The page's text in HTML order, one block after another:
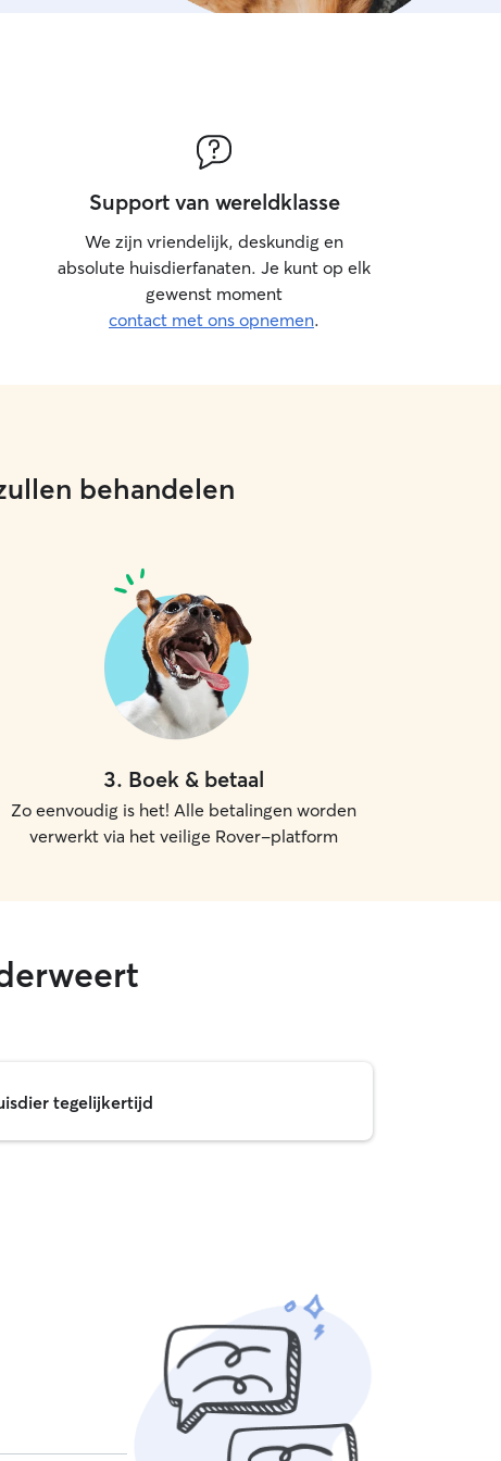
and care. Right next to my home there
and loved while staying with
Support van wereldklasse
We zijn vriendelijk, deskundig en
absolute huisdierfanaten. Je kunt op elk
gewenst moment
contact met ons opnemen.
behandelen
3. Boek & betaal
Zo eenvoudig is het! Alle betalingen worden
verwerkt via het veilige Rover-platform
tegelijkertijd